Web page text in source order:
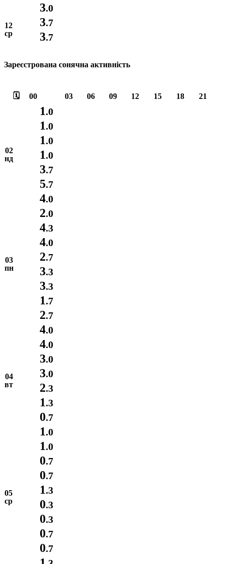
3.0
12
ср
3.7
3.7
Зареєстрована сонячна активність
🗓️ 00 03 06 09 12 15 18 21
02
нд
1.0
1.0
1.0
1.0
3.7
5.7
4.0
03
пн
2.0
4.3
4.0
2.7
3.3
3.3
1.7
2.7
04
вт
4.0
4.0
3.0
3.0
2.3
1.3
0.7
1.0
05
ср
1.0
0.7
0.7
1.3
0.3
0.3
0.7
0.7